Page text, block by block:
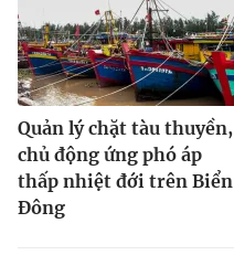
Quản lý chặt tàu thuyền,
chủ động ứng phó áp
thấp nhiệt đới trên Biển
Đông